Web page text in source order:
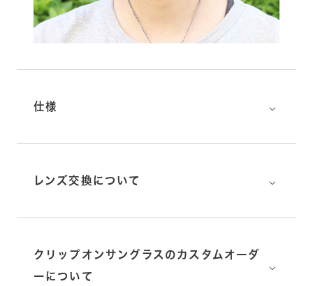
仕様 ⌵
レンズ交換について ⌵
クリップオンサングラスのカスタムオーダ
ーについて
⌵